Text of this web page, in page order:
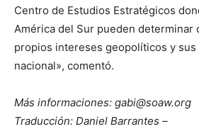
Centro de Estudios Estratégicos
América del Sur pueden determinar
propios intereses geopolíticos y
nacional», comentó.
Más informaciones: gabi@soaw.org
Traducción: Daniel Barrantes –